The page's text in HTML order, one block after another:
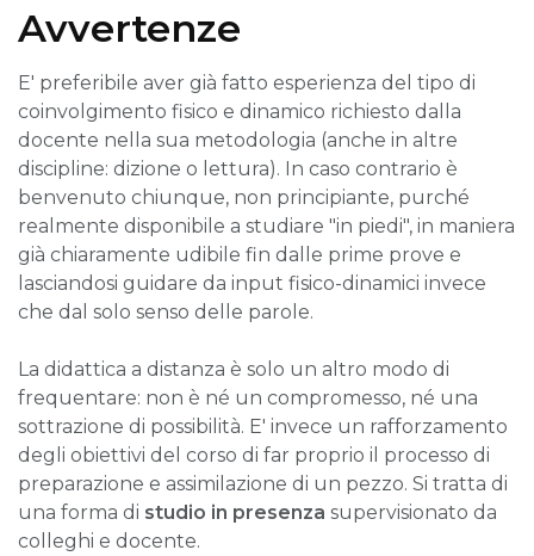
Avvertenze
E' preferibile aver già fatto esperienza del tipo di
coinvolgimento fisico e dinamico richiesto dalla
docente nella sua metodologia (anche in altre
discipline: dizione o lettura). In caso contrario è
benvenuto chiunque, non principiante, purché
realmente disponibile a studiare "in piedi", in maniera
già chiaramente udibile fin dalle prime prove e
lasciandosi guidare da input fisico-dinamici invece
che dal solo senso delle parole.
La didattica a distanza è solo un altro modo di
frequentare: non è né un compromesso, né una
sottrazione di possibilità. E' invece un rafforzamento
degli obiettivi del corso di far proprio il processo di
preparazione e assimilazione di un pezzo. Si tratta di
una forma di studio in presenza supervisionato da
colleghi e docente.